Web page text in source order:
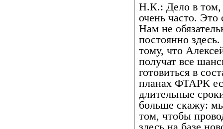
Н.К.: Дело в том,
очень часто. Это
Нам не
постоянно
тому, что
получат все
готовиться в
планах ФТАРК
длительные
больше скажу:
том, чтобы